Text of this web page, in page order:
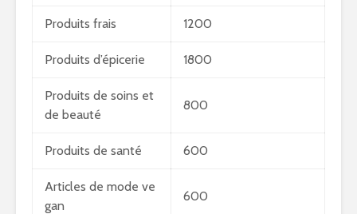
Produits frais 1200
Produits d’épicerie 1800
Produits de soins et
de beauté
800
Produits de santé 600
Articles de mode ve
gan
600